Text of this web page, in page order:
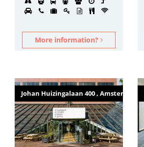
More information?
Johan Huizingalaan 400 , Amsterdam